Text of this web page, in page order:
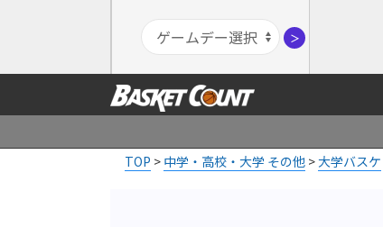
＞
TOP > 中学・高校・大学 その他 >大学バスケ